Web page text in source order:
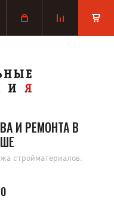
И РЕМОНТА В
стройматериалов.